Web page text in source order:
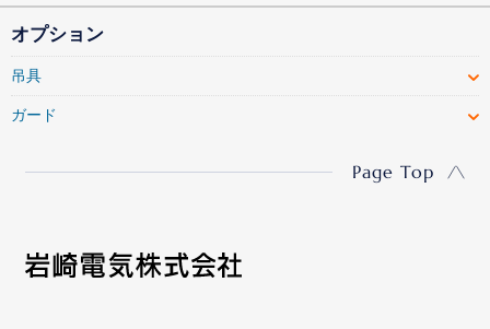
オプション
吊具
ガード
Page Top